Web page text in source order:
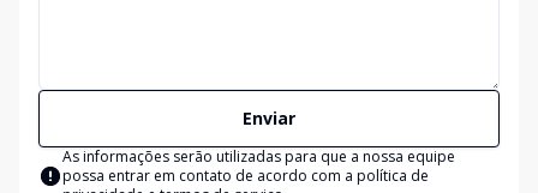
Enviar
As informações serão utilizadas para que a nossa equipe
possa entrar em contato de acordo com a política de